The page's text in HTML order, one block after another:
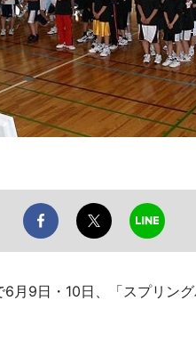
9日・10日、「スプリング